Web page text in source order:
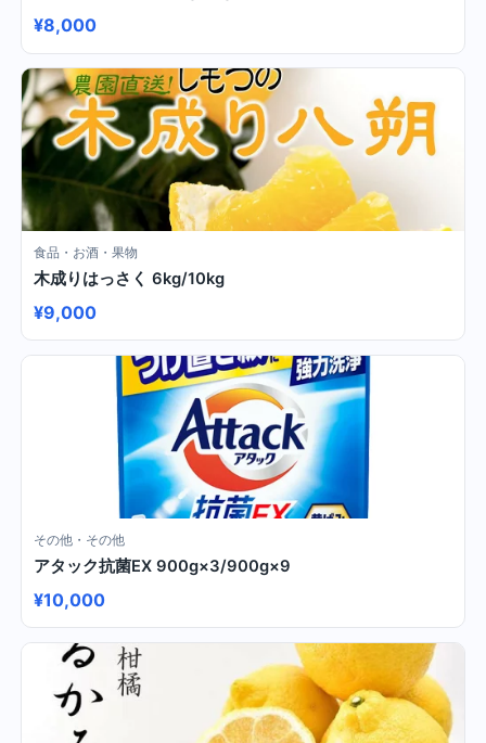
¥8,000
食品・お酒・果物
木成りはっさく 6kg/10kg
¥9,000
その他・その他
アタック抗菌EX 900g×3/900g×9
¥10,000